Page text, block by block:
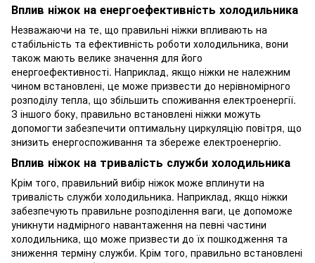
Вплив ніжок на енергоефективність холодильника
Незважаючи на те, що правильні ніжки впливають на
стабільність та ефективність роботи холодильника, вони
також мають велике значення для його
енергоефективності. Наприклад, якщо ніжки не належним
чином встановлені, це може призвести до нерівномірного
розподілу тепла, що збільшить споживання електроенергії.
З іншого боку, правильно встановлені ніжки можуть
допомогти забезпечити оптимальну циркуляцію повітря, що
знизить енергоспоживання та збереже електроенергію.
Вплив ніжок на тривалість служби холодильника
Крім того, правильний вибір ніжок може вплинути на
тривалість служби холодильника. Наприклад, якщо ніжки
забезпечують правильне розподілення ваги, це допоможе
уникнути надмірного навантаження на певні частини
холодильника, що може призвести до їх пошкодження та
зниження терміну служби. Крім того, правильно встановлені